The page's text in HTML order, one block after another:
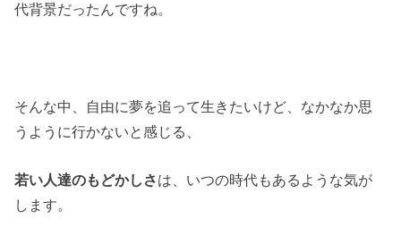
代背景だったんですね。
そんな中、自由に夢を追って生きたいけど、なかなか思
うように行かないと感じる、
若い人達のもどかしさは、いつの時代もあるような気が
します。